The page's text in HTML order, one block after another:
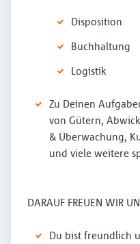
Disposition
Buchhaltung
Logistik
Zu Deinen
von Gütern,
& Überwachung,
und viele weitere
DARAUF FREUEN WIR
Du bist freundlich